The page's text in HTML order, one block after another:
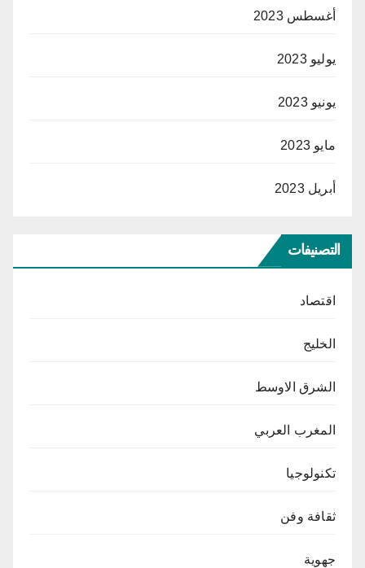
أغسطس 2023
يوليو 2023
يونيو 2023
مايو 2023
أبريل 2023
التصنيفات
اقتصاد
الخليج
الشرق الاوسط
المغرب العربي
تكنولوجيا
ثقافة وفن
جهوية